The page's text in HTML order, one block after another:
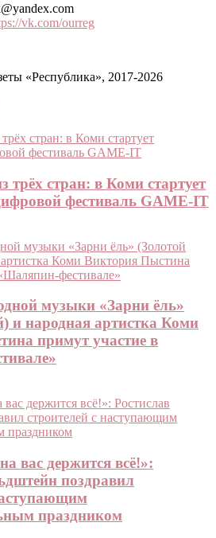
vk.com/ourreg
«Республика», 2017-2026
трёх стран: в Коми стартует
фестиваль GAME-IT
музыки «Зарни ёль»
и народная артистка Коми
примут участие в
вас держится всё!»:
поздравил
праздником